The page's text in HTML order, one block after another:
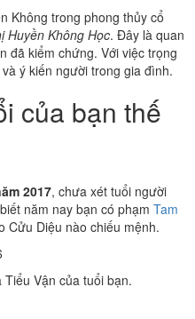
Không trong phong thủy cổ
Huyền Không Học. Đây là quan
đã kiểm chứng. Với việc trọng
ý kiến người trong gia đình.
của bạn thế
2017, chưa xét tuổi người
năm nay bạn có phạm Tam
Cửu Diệu nào chiếu mệnh.
Vận của tuổi bạn.